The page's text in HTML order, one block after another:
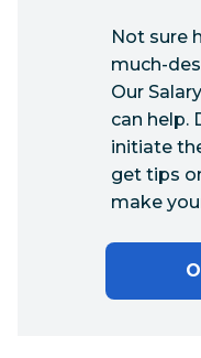
Not sure
much-
Our
can help.
initiate
get tips
make